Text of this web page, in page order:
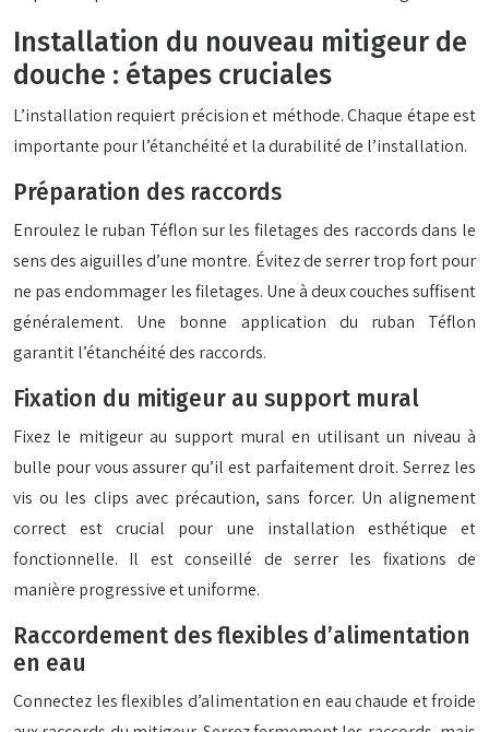
Installation du nouveau mitigeur de
douche : étapes cruciales
L’installation requiert précision et méthode. Chaque étape est
importante pour l’étanchéité et la durabilité de l’installation.
Préparation des raccords
Enroulez le ruban Téflon sur les filetages des raccords dans le
sens des aiguilles d’une montre. Évitez de serrer trop fort pour
ne pas endommager les filetages. Une à deux couches suffisent
généralement. Une bonne application du ruban Téflon
garantit l’étanchéité des raccords.
Fixation du mitigeur au support mural
Fixez le mitigeur au support mural en utilisant un niveau à
bulle pour vous assurer qu’il est parfaitement droit. Serrez les
vis ou les clips avec précaution, sans forcer. Un alignement
correct est crucial pour une installation esthétique et
fonctionnelle. Il est conseillé de serrer les fixations de
manière progressive et uniforme.
Raccordement des flexibles d’alimentation
en eau
Connectez les flexibles d’alimentation en eau chaude et froide